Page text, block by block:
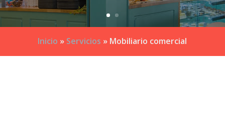
Inicio » Servicios » Mobiliario comercial